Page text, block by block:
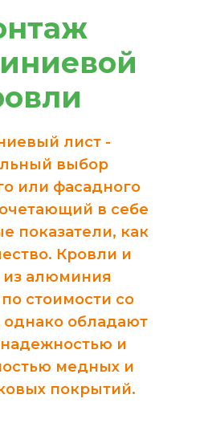
лист -
выбор
или фасадного
в себе
показатели, как
Кровли и
алюминия
стоимости со
обладают
и
медных и
покрытий.